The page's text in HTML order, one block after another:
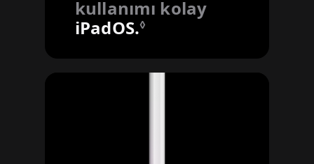
kullanımı kolay
iPadOS.◊